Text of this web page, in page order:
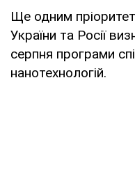
Ще одним
України та Росії
серпня програми
нанотехнологій.